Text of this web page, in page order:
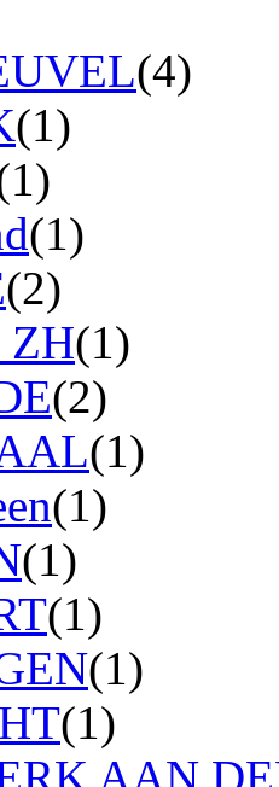
(4)
(1)
(1)
(2)
ZH(1)
(2)
(1)
(1)
(1)
(1)
(1)
(1)
AAN